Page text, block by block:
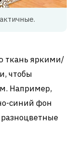
ткань яркими/
чтобы
Например,
синий фон